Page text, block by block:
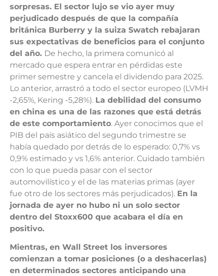
sorpresas. El sector lujo se vio ayer muy
perjudicado después de que la compañía
británica Burberry y la suiza Swatch rebajaran
sus expectativas de beneficios para el conjunto
del año. De hecho, la primera comunicó al
mercado que espera entrar en pérdidas este
primer semestre y cancela el dividendo para 2025.
Lo anterior, arrastró a todo el sector europeo (LVMH
-2,65%, Kering -5,28%). La debilidad del consumo
en china es una de las razones que está detrás
de este comportamiento. Ayer conocimos que el
PIB del país asiático del segundo trimestre se
había quedado por detrás de lo esperado: 0,7% vs
0,9% estimado y vs 1,6% anterior. Cuidado también
con lo que pueda pasar con el sector
automovilístico y el de las materias primas (ayer
fue otro de los sectores más perjudicados). En la
jornada de ayer no hubo ni un solo sector
dentro del Stoxx600 que acabara el día en
positivo.
Mientras, en Wall Street los inversores
comienzan a tomar posiciones (o a deshacerlas)
en determinados sectores anticipando una